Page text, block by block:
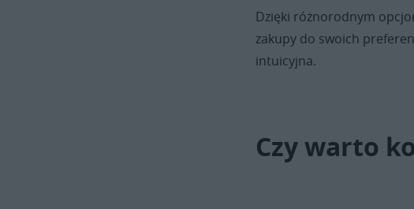
Dzięki różnorodnym
zakupy do swoich
intuicyjna.
Czy warto